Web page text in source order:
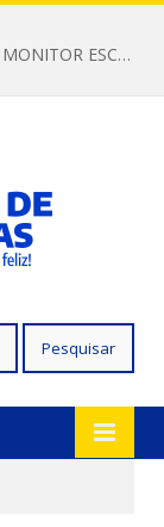
PROCESSO SELETIVO SIMPLIFICADO PARA MONITOR ESCOLAR